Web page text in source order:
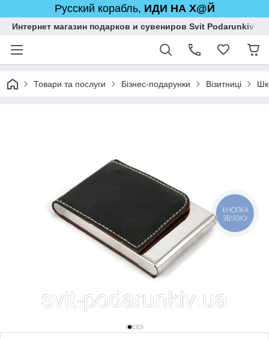
Русский корабль, ИДИ НА Х@Й
Интернет магазин подарков и сувениров Svit Podarunkiv
Товари та послуги Бізнес-подарунки Візитниці
КНОПКА
ЗВ'ЯЗКУ